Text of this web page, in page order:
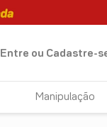
Entre ou Cadastre-
Manipulação